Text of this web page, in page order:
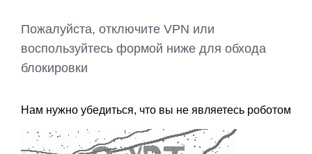
Пожалуйста, отключите VPN или
воспользуйтесь формой ниже для обхода
блокировки
Нам нужно убедиться, что вы не являетесь роботом